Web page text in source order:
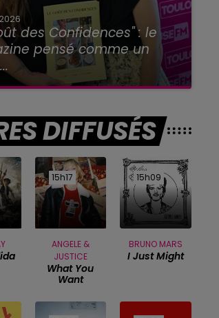
des Confidences" : le
pensé comme un
DIFFUSÉS
15h17
15h17
ANGELE &
JUSTICE
What You
Want
15h09
15h09
BRUNO MARS
I Just Might